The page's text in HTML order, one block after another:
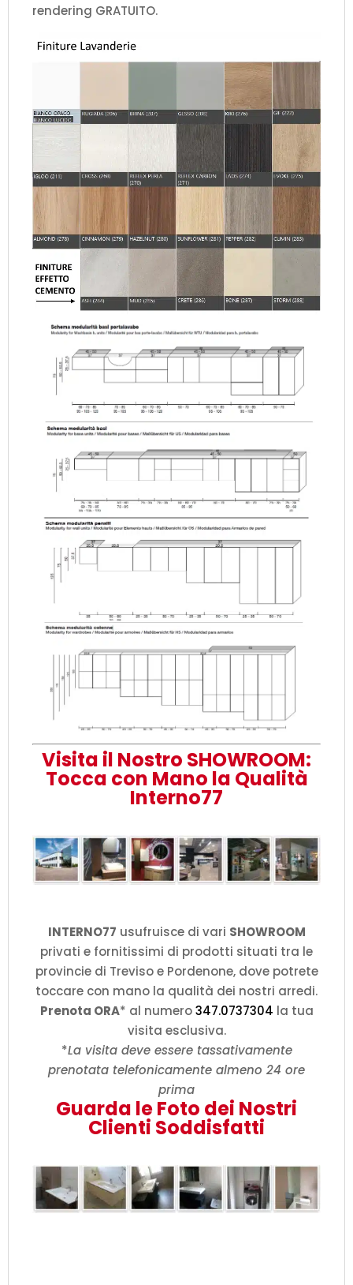
rendering GRATUITO.
Visita il Nostro SHOWROOM:
Tocca con Mano la Qualità
Interno77
INTERNO77 usufruisce di vari SHOWROOM
privati e fornitissimi di prodotti situati tra le
provincie di Treviso e Pordenone, dove potrete
toccare con mano la qualità dei nostri arredi.
Prenota ORA* al numero347.0737304 la tua
visita esclusiva.
*La visita deve essere tassativamente
prenotata telefonicamente almeno 24 ore
prima
Guarda le Foto dei Nostri
Clienti Soddisfatti